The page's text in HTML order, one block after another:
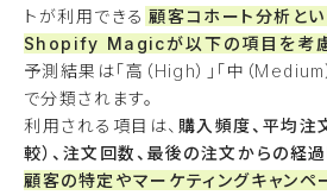
トが利用できる 顧客コホート分析とい
Shopify Magicが以下の項目を考
予測結果は「高（High）」「中（Medium
で分類されます。
利用される項目は、 購入頻度、平均注
較）、注文回数、最後の注文からの経
顧客の特定やマーケティングキャンペ